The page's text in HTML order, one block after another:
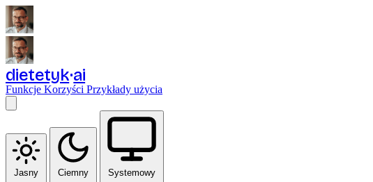
dietetyk ai
Funkcje Korzyści Przykłady użycia
Jasny Ciemny Systemowy